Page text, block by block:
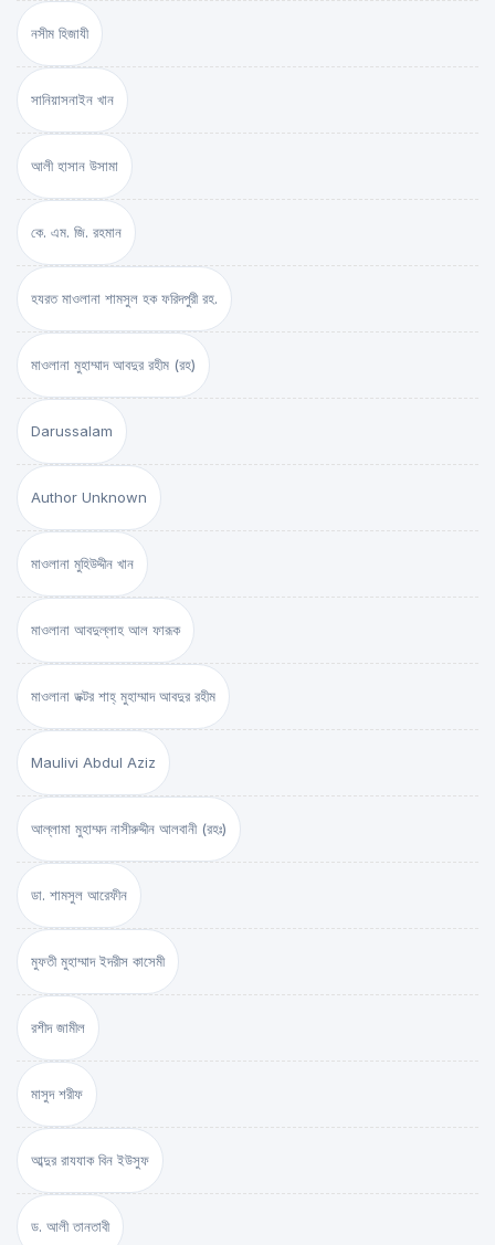
নসীম হিজাযী
সানিয়াসনাইন খান
আলী হাসান উসামা
কে. এম. জি. রহমান
হযরত মাওলানা শামসুল হক ফরিদপুরী রহ.
মাওলানা মুহাম্মাদ আবদুর রহীম (রহ)
Darussalam
Author Unknown
মাওলানা মুহিউদ্দীন খান
মাওলানা আবদুল্লাহ আল ফারূক
মাওলানা ডক্টর শাহ্‌ মুহাম্মাদ আবদুর রহীম
Maulivi Abdul Aziz
আল্লামা মুহাম্মদ নাসীরুদ্দীন আলবানী (রহঃ)
ডা. শামসুল আরেফীন
মুফতী মুহাম্মাদ ইদরীস কাসেমী
রশীদ জামীল
মাসুদ শরীফ
আব্দুর রাযযাক বিন ইউসুফ
ড. আলী তানতাবী